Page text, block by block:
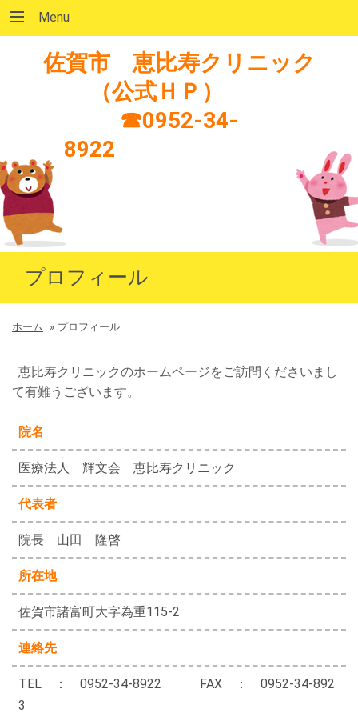
Menu
佐賀市 恵比寿クリニック
（公式ＨＰ）
☎0952-34-
8922
プロフィール
ホーム » プロフィール
恵比寿クリニックのホームページをご訪問くださいまし
て有難うございます。
院名
医療法人 輝文会 恵比寿クリニック
代表者
院長 山田 隆啓
所在地
佐賀市諸富町大字為重115-2
連絡先
TEL ： 0952-34-8922 FAX ： 0952-34-892
3